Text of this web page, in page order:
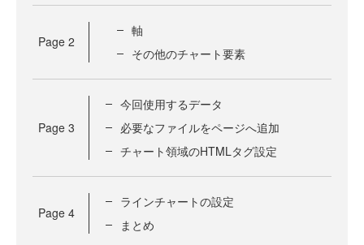
Page 2
軸
その他のチャート要素
Page 3
今回使用するデータ
必要なファイルをページへ追加
チャート領域のHTMLタグ設定
Page 4
ラインチャートの設定
まとめ